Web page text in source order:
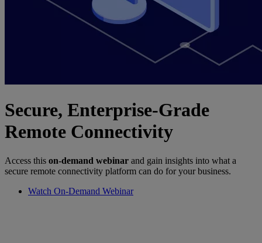
Secure, Enterprise-Grade
Remote Connectivity
Access this on-demand webinar and gain insights into what a
secure remote connectivity platform can do for your business.
Watch On-Demand Webinar